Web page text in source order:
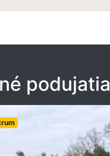
podujatia